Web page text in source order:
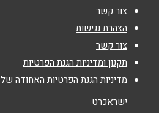
נושא*
אנא חזרו אלי בקשר ל...
צור קשר
הצהרת נגישות
צור קשר
תקנון ומדיניות הגנת הפרטיות
מדיניות הגנת הפרטיות האחודה של
ישראכרט